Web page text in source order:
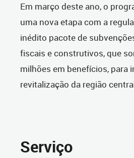
Em março deste ano, o
uma nova etapa com a
inédito pacote de
fiscais e construtivos, que
milhões em benefícios, para
revitalização da região
Serviço